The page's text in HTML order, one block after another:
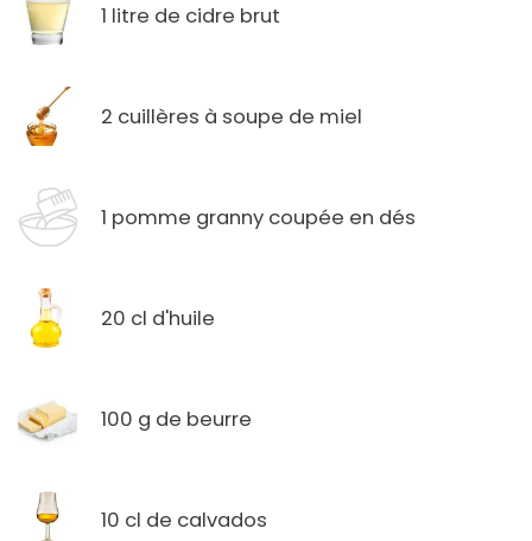
1 litre de cidre brut
2 cuillères à soupe de miel
1 pomme granny coupée en dés
20 cl d'huile
100 g de beurre
10 cl de calvados